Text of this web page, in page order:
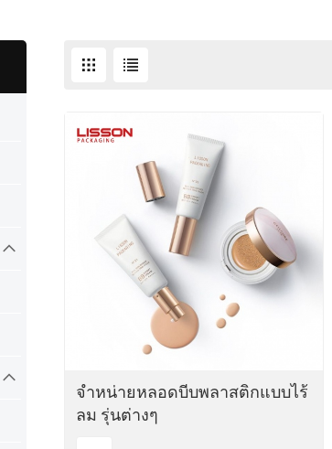
จำหน่ายหลอดบีบพลาสติกแบบไร้
ลม รุ่นต่างๆ